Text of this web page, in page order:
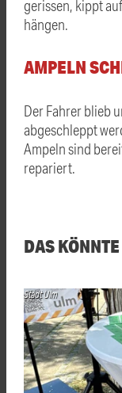
gerissen, kippt
hängen.
AMPELN
Der Fahrer blieb
abgeschleppt
Ampeln sind
repariert.
DAS
Stadt Ulm